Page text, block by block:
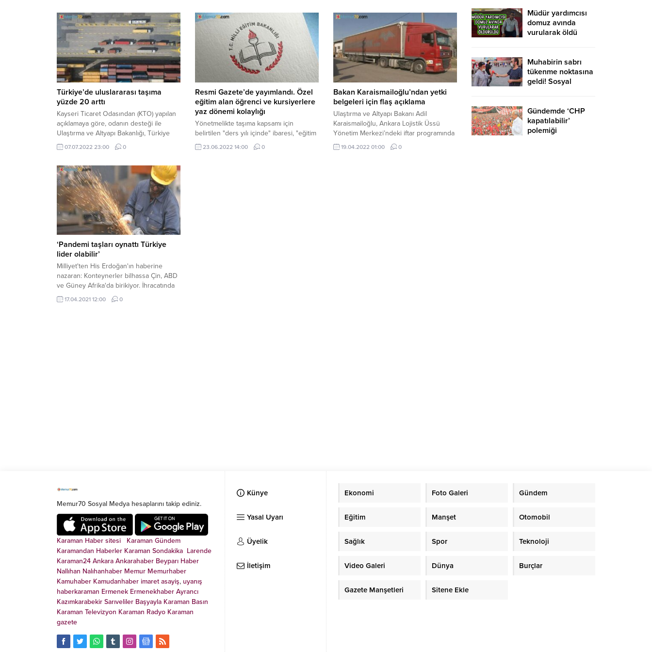
Türkiye’de uluslararası taşıma
yüzde 20 arttı
Kayseri Ticaret Odasından (KTO) yapılan
açıklamaya göre, odanın desteği ile
Ulaştırma ve Altyapı Bakanlığı, Türkiye
Odalar ve Borsalar Birliği ...
07.07.2022 23:00 0
Resmi Gazete’de yayımlandı. Özel
eğitim alan öğrenci ve kursiyerlere
yaz dönemi kolaylığı
Yönetmelikte taşıma kapsamı için
belirtilen "ders yılı içinde" ibaresi, "eğitim
öğretim yılı süresince" olarak düzenlendi.
Böylelikle yaz ...
23.06.2022 14:00 0
Bakan Karaismailoğlu’ndan yetki
belgeleri için flaş açıklama
Ulaştırma ve Altyapı Bakanı Adil
Karaismailoğlu, Ankara Lojistik Üssü
Yönetim Merkezi’ndeki iftar programında
çalışanlar ve nakliye şoförleri ile ...
19.04.2022 01:00 0
‘Pandemi taşları oynattı Türkiye
lider olabilir’
Milliyet'ten His Erdoğan'ın haberine
nazaran: Konteynerler bilhassa Çin, ABD
ve Güney Afrika'da birikiyor. İhracatında
bilhassa pandemi devrinde ...
17.04.2021 12:00 0
mi?
Müdür yardımcısı
domuz avında
vurularak öldü
Muhabirin sabrı
tükenme noktasına
geldi! Sosyal
Gündemde ‘CHP
kapatılabilir’
polemiği
Memur70 Sosyal Medya hesaplarını takip ediniz.
Karaman Haber sitesi
Karaman Gündem
Karamandan Haberler Karaman Sondakika Larende
Karaman24 Ankara Ankarahaber Beyparı Haber
Nallıhan Nalıhanhaber Memur Memurhaber
Kamuhaber Kamudanhaber imaret asayiş, uyanış
haberkaraman Ermenek Ermenekhaber Ayrancı
Kazımkarabekir Sarıveliler Başyayla Karaman Basın
Karaman Televizyon Karaman Radyo Karaman
gazete
Künye
Yasal Uyarı
Üyelik
İletişim
Ekonomi Foto Galeri Gündem
Eğitim Manşet Otomobil
Sağlık Spor Teknoloji
Video Galeri Dünya Burçlar
Gazete Manşetleri Sitene Ekle